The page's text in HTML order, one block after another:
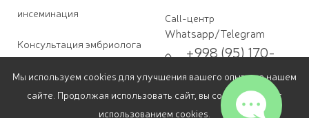
инсеминация
Консультация эмбриолога
Диагностика бесплодия
Лечение бесплодия в
Call-центр
Whatsapp/Telegram
+998 (95) 170-
Для звонков
+998 (78) 113-
69-07
Мы используем cookies для улучшения вашего опыта на нашем
сайте. Продолжая использовать сайт, вы соглашаетесь с
использованием cookies.